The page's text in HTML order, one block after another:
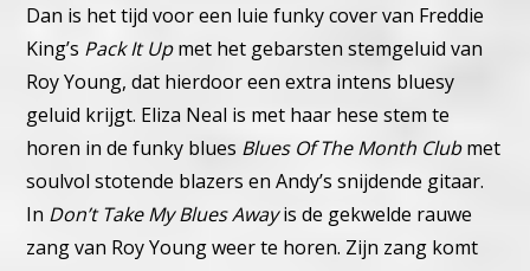
Dan is het tijd voor een luie funky cover van Freddie
King’s Pack It Upmet het gebarsten stemgeluid van
Roy Young, dat hierdoor een extra intens bluesy
geluid krijgt. Eliza Neal is met haar hese stem te
horen in de funky blues Blues Of The Month Clubmet
soulvol stotende blazers en Andy’s snijdende gitaar.
In Don’t Take My Blues Awayis de gekwelde rauwe
zang van Roy Young weer te horen. Zijn zang komt